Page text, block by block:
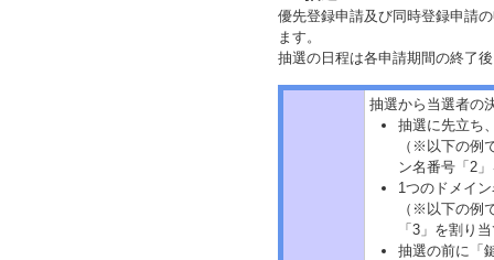
優先登録申請及び同時登録申請
ます。
抽選の日程は各申請期間の終了
抽選から当選者の
抽選に先立ち
（※以下の例
ン名番号「2
1つのドメイ
（※以下の例
「3」を割り
抽選の前に「